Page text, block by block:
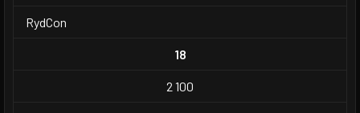
RydCon
18
2 100